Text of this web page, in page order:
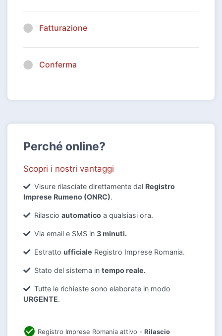
Fatturazione
Conferma
Perché online?
Scopri i nostri vantaggi
Visure rilasciate direttamente dal Registro
Imprese Rumeno (ONRC).
Rilascio automatico a qualsiasi ora.
Via email e SMS in 3 minuti.
Estratto ufficiale Registro Imprese Romania.
Stato del sistema in tempo reale.
Tutte le richieste sono elaborate in modo
URGENTE.
Registro Imprese Romania attivo - Rilascio